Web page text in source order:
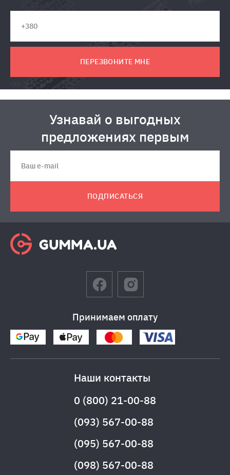
ПЕРЕЗВОНИТЕ МНЕ
Узнавай о выгодных
предложениях первым
ПОДПИСАТЬСЯ
Принимаем оплату
Наши контакты
0 (800) 21-00-88
(093) 567-00-88
(095) 567-00-88
(098) 567-00-88